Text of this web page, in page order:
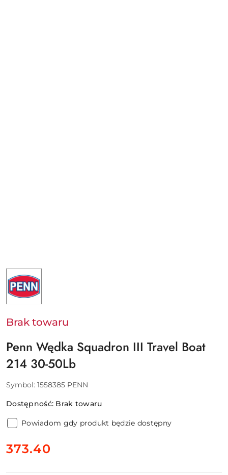
NAZWA
PRODUCENTA:
PENN
-
PURE
FISHING
SAS
Brak towaru
Penn Wędka Squadron III Travel Boat
214 30-50Lb
Symbol: 1558385 PENN
Dostępność: Brak towaru
Powiadom gdy produkt będzie dostępny
cena:
373.40